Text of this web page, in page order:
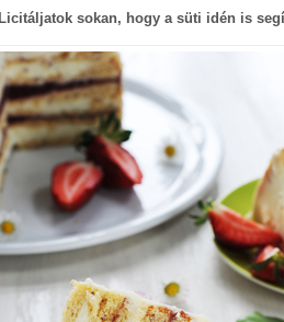
Licitáljatok sokan, hogy a süti idén is